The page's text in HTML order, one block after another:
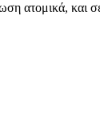
ατομικά, και